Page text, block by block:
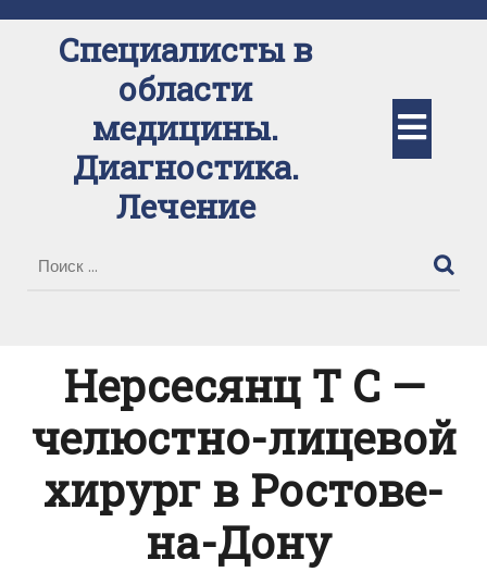
содержимомуСпециалисты в
области
медицины.
Диагностика.
Лечение
Нерсесянц Т С —
челюстно-лицевой
хирург в Ростове-
на-Дону